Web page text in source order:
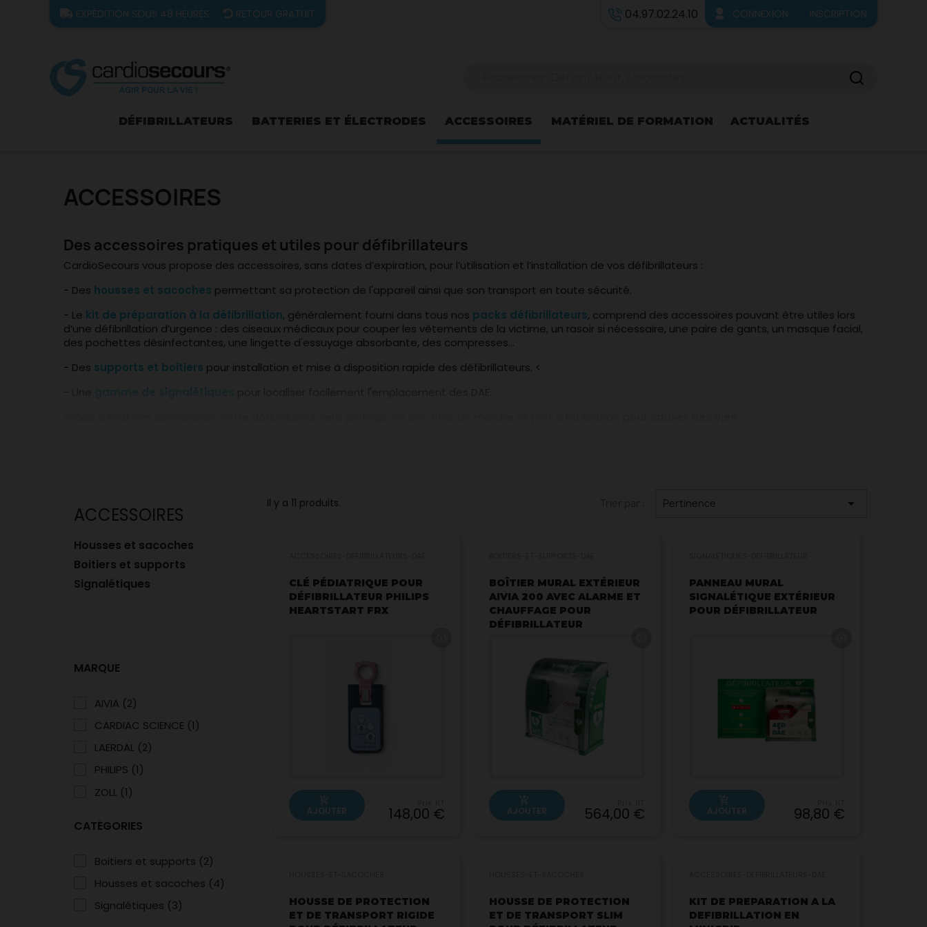
EXPÉDITION SOUS 48 HEURES RETOUR GRATUIT 04.97.02.24.10 CONNEXION INSCRIPTION
DÉFIBRILLATEURS BATTERIES ET ÉLECTRODES ACCESSOIRES MATÉRIEL DE FORMATION ACTUALITÉS
ACCESSOIRES
Des accessoires pratiques et utiles pour défibrillateurs
CardioSecours vous propose des accessoires, sans dates d’expiration, pour l’utilisation et l’installation de vos défibrillateurs :
- Des housses et sacoches permettant sa protection de l'appareil ainsi que son transport en toute sécurité.
- Le kit de préparation à la défibrillation, généralement fourni dans tous nos packs défibrillateurs, comprend des accessoires pouvant être utiles lors
d’une défibrillation d’urgence : des ciseaux médicaux pour couper les vêtements de la victime, un rasoir si nécessaire, une paire de gants, un masque facial,
des pochettes désinfectantes, une lingette d'essuyage absorbante, des compresses...
- Des supports et boîtiers pour installation et mise à disposition rapide des défibrillateurs. <
gamme de signalétiques
pour localiser facilement l'emplacement des DAE.
ACCESSOIRES
Housses et sacoches
Boitiers et supports
Signalétiques
MARQUE
AIVIA (2)
CARDIAC SCIENCE (1)
LAERDAL (2)
PHILIPS (1)
ZOLL (1)
CATÉGORIES
Boitiers et supports (2)
Housses et sacoches (4)
Signalétiques (3)
Il y a 11 produits. Pertinence 
CLÉ PÉDIATRIQUE POUR
DÉFIBRILLATEUR PHILIPS
HEARTSTART FRX
add_shopping_cart
AJOUTER 148,00 €
BOÎTIER MURAL EXTÉRIEUR
AIVIA 200 AVEC ALARME ET
CHAUFFAGE POUR
DÉFIBRILLATEUR
add_shopping_cart
AJOUTER 564,00 €
PANNEAU MURAL
SIGNALÉTIQUE EXTÉRIEUR
POUR DÉFIBRILLATEUR
add_shopping_cart
AJOUTER 98,80 €
HOUSSE DE PROTECTION
ET DE TRANSPORT RIGIDE
HOUSSE DE PROTECTION
ET DE TRANSPORT SLIM
KIT DE PREPARATION A LA
DEFIBRILLATION EN